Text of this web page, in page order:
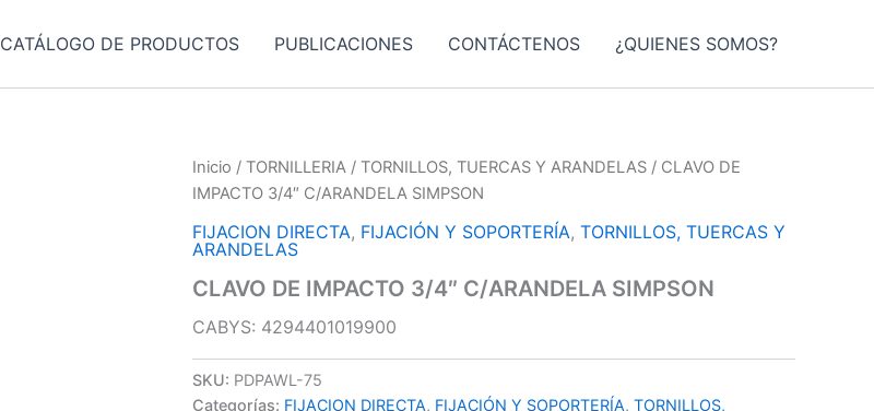
CATÁLOGO DE PRODUCTOS PUBLICACIONES CONTÁCTENOS ¿QUIENES SOMOS?
Inicio / TORNILLERIA / TORNILLOS, TUERCAS Y ARANDELAS / CLAVO DE
IMPACTO 3/4″ C/ARANDELA SIMPSON
FIJACION DIRECTA, FIJACIÓN Y SOPORTERÍA, TORNILLOS, TUERCAS Y
ARANDELAS
CLAVO DE IMPACTO 3/4″ C/ARANDELA SIMPSON
CABYS: 4294401019900
SKU: PDPAWL-75
Categorías: FIJACION DIRECTA, FIJACIÓN Y SOPORTERÍA, TORNILLOS,